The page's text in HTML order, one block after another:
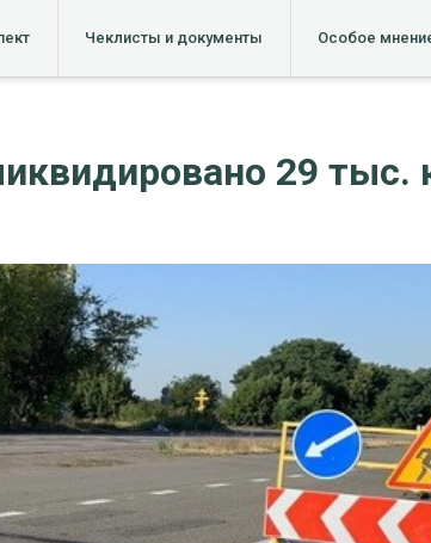
Чеклисты и документы Особое
29 тыс.